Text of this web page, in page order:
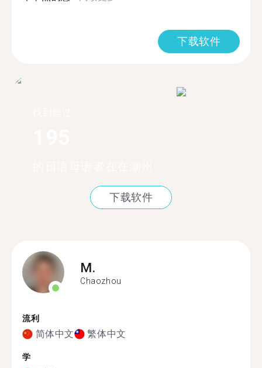
下载软件
下载软件
M.
Chaozhou
流利
简体中文 繁体中文
学